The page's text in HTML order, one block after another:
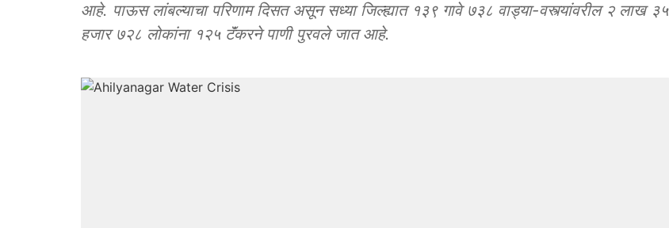
आहे. पाऊस लांबल्याचा परिणाम दिसत असून सध्या जिल्ह्यात १३९ गावे ७३८ वाड्या-वस्त्यांवरील २ लाख ३५
हजार ७२८ लोकांना १२५ टॅंकरने पाणी पुरवले जात आहे.